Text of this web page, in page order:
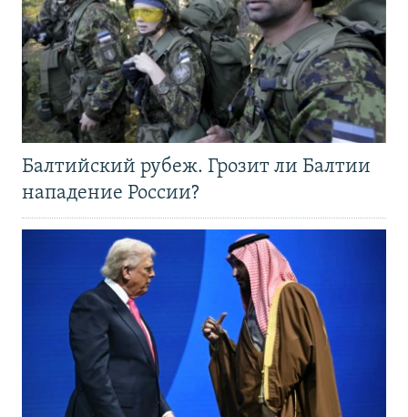
Балтийский рубеж. Грозит ли Балтии
нападение России?